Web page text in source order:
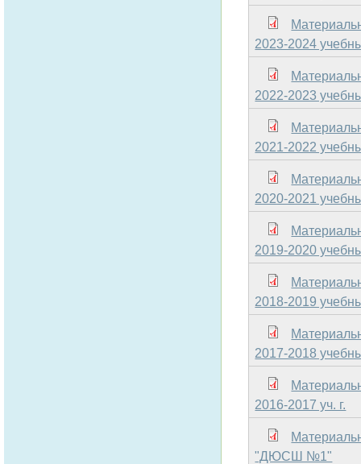
2023-2024
2022-2023
2021-2022
2020-2021
2019-2020
2018-2019
2017-2018
2016-2017 уч. г.
"ДЮСШ №1"